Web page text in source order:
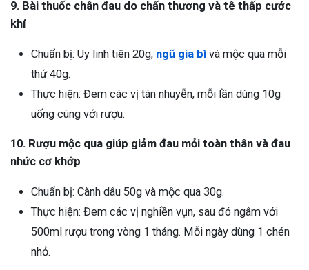
9. Bài thuốc chân đau do chấn thương và tê thấp cước
khí
Chuẩn bị: Uy linh tiên 20g, ngũ gia bì và mộc qua mỗi
thứ 40g.
Thực hiện: Đem các vị tán nhuyễn, mỗi lần dùng 10g
uống cùng với rượu.
10. Rượu mộc qua giúp giảm đau mỏi toàn thân và đau
nhức cơ khớp
Chuẩn bị: Cành dâu 50g và mộc qua 30g.
Thực hiện: Đem các vị nghiền vụn, sau đó ngâm với
500ml rượu trong vòng 1 tháng. Mỗi ngày dùng 1 chén
nhỏ.